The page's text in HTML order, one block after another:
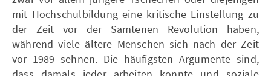
mit Hochschulbildung eine kritische Einstellung zu
der Zeit vor der Samtenen Revolution haben,
während viele ältere Menschen sich nach der Zeit
vor 1989 sehnen. Die häufigsten Argumente sind,